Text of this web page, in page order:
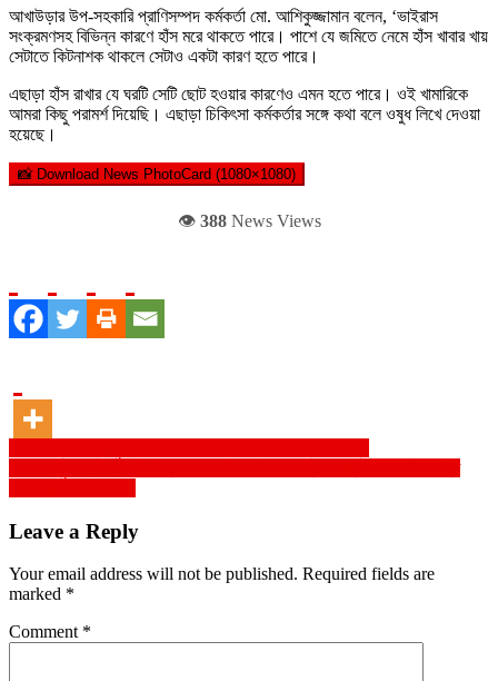
আখাউড়ার উপ-সহকারি প্রাণিসম্পদ কর্মকর্তা মো. আশিকুজ্জামান বলেন, ‘ভাইরাস
সংক্রমণসহ বিভিন্ন কারণে হাঁস মরে থাকতে পারে। পাশে যে জমিতে নেমে হাঁস খাবার খায়
সেটাতে কিটনাশক থাকলে সেটাও একটা কারণ হতে পারে।
এছাড়া হাঁস রাখার যে ঘরটি সেটি ছোট হওয়ার কারণেও এমন হতে পারে। ওই খামারিকে
আমরা কিছু পরামর্শ দিয়েছি। এছাড়া চিকিৎসা কর্মকর্তার সঙ্গে কথা বলে ওষুধ লিখে দেওয়া
হয়েছে।
📸 Download News PhotoCard (1080×1080)
👁️ 388News Views
Post
navigation
Leave a Reply
Your email address will not be published. Required fields are
marked *
Comment *